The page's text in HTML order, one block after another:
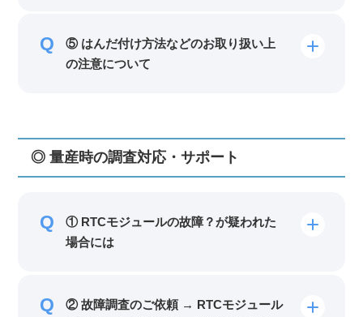
⑤ はんだ付け方法などのお取り扱い上
の注意について
◎ 量産時の調査対応・サポート
① RTCモジュールの故障？が疑われた
場合には
② 故障調査のご依頼 → RTCモジュール